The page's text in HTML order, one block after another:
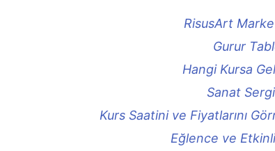
RisusArt
Gurur
Hangi Kursa
Sanat
Kurs Saatini ve Fiyatlarını
Eğlence ve